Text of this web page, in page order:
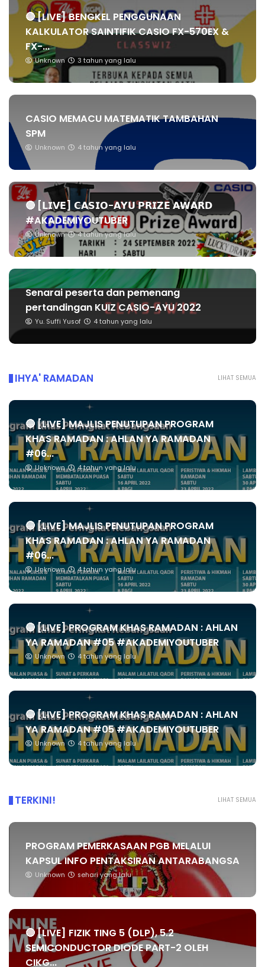
🔴 [LIVE] BENGKEL PENGGUNAAN
KALKULATOR SAINTIFIK CASIO FX-570EX &
FX-...
Unknown 3 tahun yang lalu
CASIO MEMACU MATEMATIK TAMBAHAN
SPM
Unknown 4 tahun yang lalu
🔴 [𝗟𝗜𝗩𝗘] 𝗖𝗔𝗦𝗜𝗢-𝗔𝗬𝗨 𝗣𝗥𝗜𝗭𝗘 𝗔𝗪𝗔𝗥𝗗
#AKADEMIYOUTUBER
Unknown 4 tahun yang lalu
Senarai peserta dan pemenang
pertandingan KUIZ CASIO-AYU 2022
Yu. Suffi Yusof 4 tahun yang lalu
LIHAT SEMUA
IHYA' RAMADAN
🔴 [LIVE] MAJLIS PENUTUPAN PROGRAM
KHAS RAMADAN : AHLAN YA RAMADAN
#06...
Unknown 4 tahun yang lalu
🔴 [LIVE] MAJLIS PENUTUPAN PROGRAM
KHAS RAMADAN : AHLAN YA RAMADAN
#06...
Unknown 4 tahun yang lalu
🔴 [LIVE] PROGRAM KHAS RAMADAN : AHLAN
YA RAMADAN #05 #AKADEMIYOUTUBER
Unknown 4 tahun yang lalu
🔴 [LIVE] PROGRAM KHAS RAMADAN : AHLAN
YA RAMADAN #05 #AKADEMIYOUTUBER
Unknown 4 tahun yang lalu
LIHAT SEMUA
TERKINI!
PROGRAM PEMERKASAAN PGB MELALUI
KAPSUL INFO PENTAKSIRAN ANTARABANGSA
Unknown sehari yang lalu
🔴 [LIVE] FIZIK TING 5 (DLP), 5.2
SEMICONDUCTOR DIODE PART-2 OLEH
CIKG...